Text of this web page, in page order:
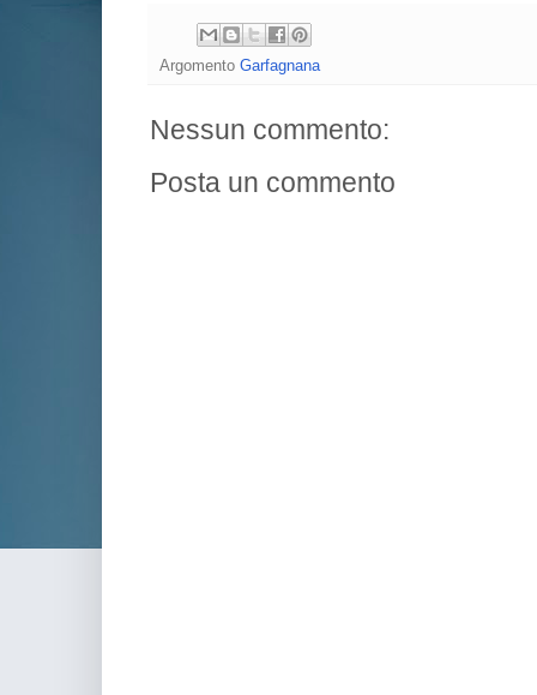
Argomento Garfagnana
Nessun commento:
Posta un commento